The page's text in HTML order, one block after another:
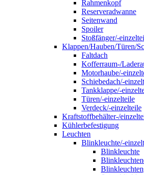
Rahmenkopf
Reserveradwanne
Seitenwand
Spoiler
Stoßfänger/-
Klappen/Hauben/Türen/
Faltdach
Kofferraum-/
Motorhaube/-
Schiebedach/-
Tankklappe/-
Türen/-einzelteile
Verdeck/-einzelteile
Kraftstoffbehälter-/
Kühlerbefestigung
Leuchten
Blinkleuchte/-
Blinkleuchte